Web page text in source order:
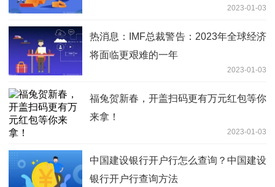
2023-01-03
热消息：IMF总裁警告：2023年全球经济
将面临更艰难的一年
2023-01-03
福兔贺新春，开盖扫码更有万元红包等你
来拿！
2023-01-03
中国建设银行开户行怎么查询？中国建设
银行开户行查询方法